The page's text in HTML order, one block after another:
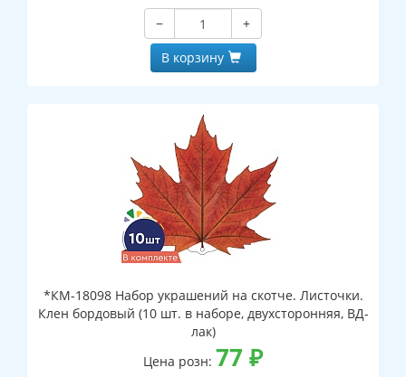
−
+
В корзину
*КМ-18098 Набор украшений на скотче. Листочки.
Клен бордовый (10 шт. в наборе, двухсторонняя, ВД-
лак)
Цена розн: 77 ₽